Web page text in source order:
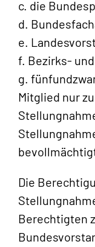
c. die
d.
e.
f. Bezirks-
g.
Mitglied nur
Die
Berechtigten